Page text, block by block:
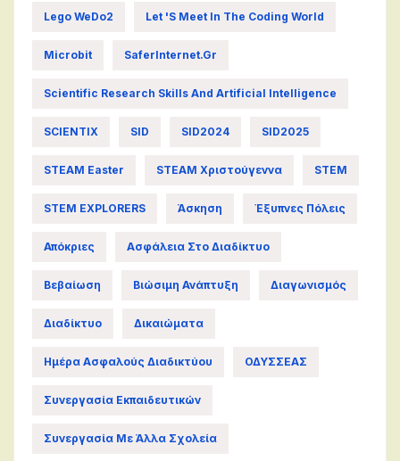
Lego WeDo2 Let 's Meet In The Coding World
Microbit SaferInternet.gr
Scientific Research Skills And Artificial Intelligence
SCIENTIX SID SID2024 SID2025
STEAM Easter STEAM Χριστούγεννα STEM
STEM EXPLORERS Άσκηση Έξυπνες Πόλεις
Απόκριες Ασφάλεια Στο Διαδίκτυο
Βεβαίωση Βιώσιμη Ανάπτυξη Διαγωνισμός
Διαδίκτυο Δικαιώματα
Ημέρα Ασφαλούς Διαδικτύου ΟΔΥΣΣΕΑΣ
Συνεργασία Εκπαιδευτικών
Συνεργασία Με Άλλα Σχολεία